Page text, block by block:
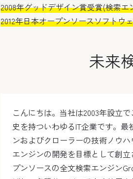
2008年グッドデザイン賞受賞(検索
2012年日本オープンソースソフトウ
未来
こんにちは。当社は2003年設立
史を持ついわゆるIT企業です。
ンおよびクローラーの技術ノウ
エンジンの開発を目標として創
プンソースの全文検索エンジン